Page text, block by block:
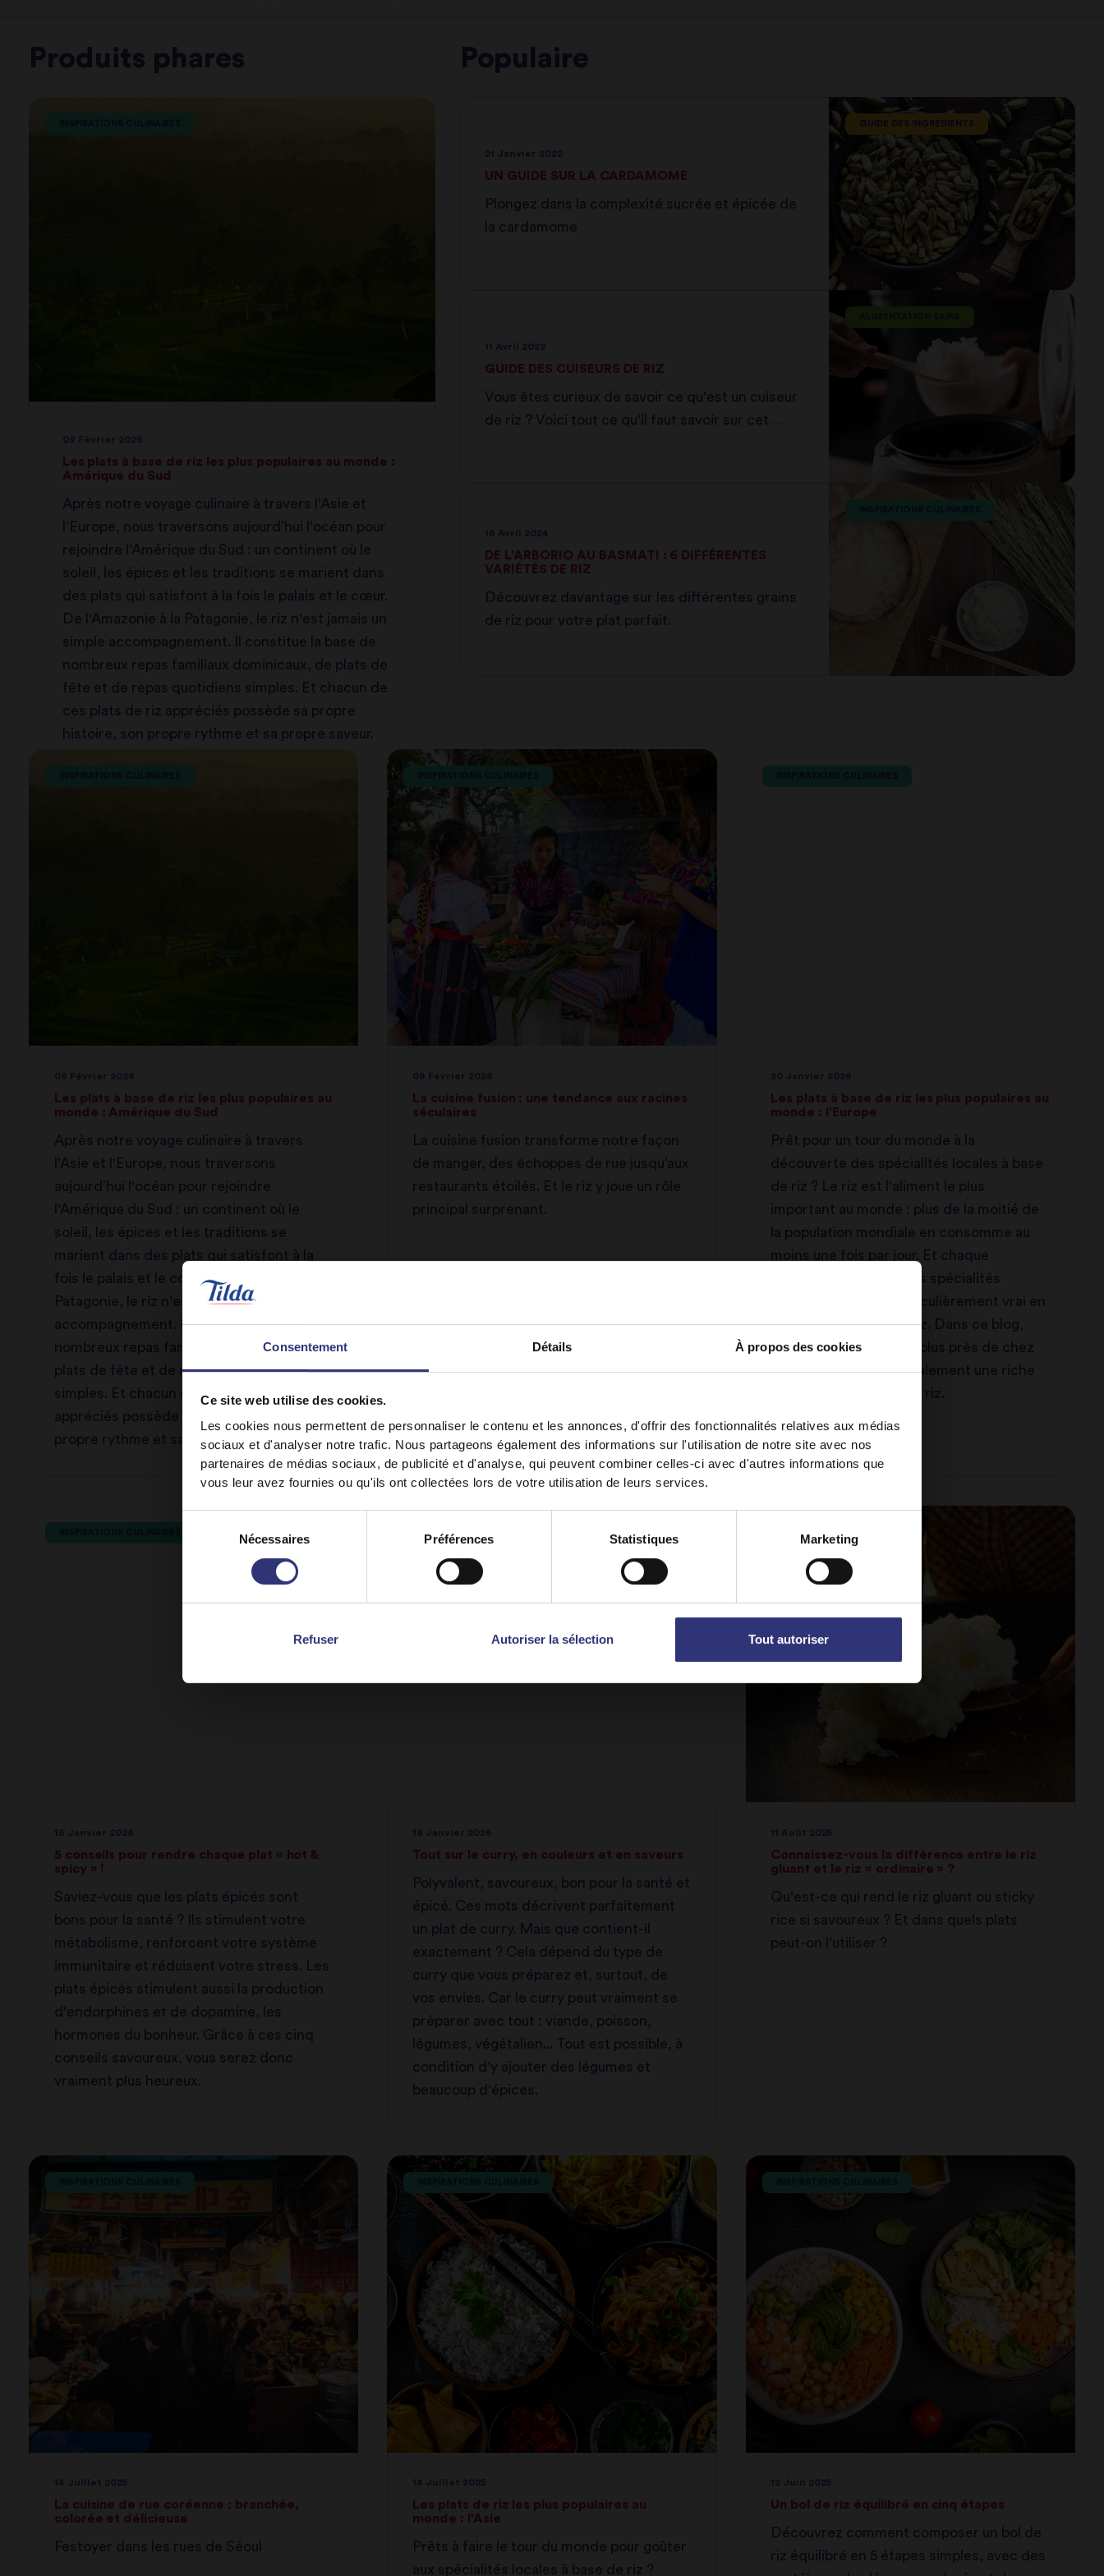
Consentement Détails À propos des cookies
Ce site web utilise des cookies.
Les cookies nous permettent de personnaliser le contenu et les annonces, d'offrir des fonctionnalités relatives aux médias
sociaux et d'analyser notre trafic. Nous partageons également des informations sur l'utilisation de notre site avec nos
partenaires de médias sociaux, de publicité et d'analyse, qui peuvent combiner celles-ci avec d'autres informations que
vous leur avez fournies ou qu'ils ont collectées lors de votre utilisation de leurs services.
consentement
Nécessaires Préférences Statistiques Marketing
Refuser Autoriser la sélection Tout autoriser
Produits phares Populaire
Les plats à base de riz les plus populaires au monde :
Amérique du Sud
Après notre voyage culinaire à travers l'Asie et
l'Europe, nous traversons aujourd’hui l'océan pour
rejoindre l'Amérique du Sud : un continent où le
soleil, les épices et les traditions se marient dans
des plats qui satisfont à la fois le palais et le cœur.
De l'Amazonie à la Patagonie, le riz n'est jamais un
simple accompagnement. Il constitue la base de
nombreux repas familiaux dominicaux, de plats de
fête et de repas quotidiens simples. Et chacun de
ces plats de riz appréciés possède sa propre
histoire, son propre rythme et sa propre saveur.
GUIDE DES INGRÉDIENTS
UN GUIDE SUR LA CARDAMOME
Plongez dans la complexité sucrée et épicée de
la cardamome
GUIDE DES CUISEURS DE RIZ
Vous êtes curieux de savoir ce qu'est un cuiseur
de riz ? Voici tout ce qu'il faut savoir sur cet
DE L'ARBORIO AU BASMATI : 6 DIFFÉRENTES
VARIÉTÉS DE RIZ
Découvrez davantage sur les différentes grains
de riz pour votre plat parfait.
Les plats à base de riz les plus populaires au
monde : Amérique du Sud
Après notre voyage culinaire à travers
l'Asie et l'Europe, nous traversons
aujourd’hui l'océan pour rejoindre
l'Amérique du Sud : un continent où le
soleil, les épices et les traditions se
marient dans des plats qui satisfont à la
fois le palais et le cœur. De l'Amazonie à la
Patagonie, le riz n'est jamais un simple
accompagnement. Il constitue la base de
nombreux repas familiaux dominicaux, de
plats de fête et de repas quotidiens
simples. Et chacun de ces plats de riz
appréciés possède sa propre histoire, son
propre rythme et sa propre saveur.
La cuisine fusion : une tendance aux racines
séculaires
La cuisine fusion transforme notre façon
de manger, des échoppes de rue jusqu’aux
restaurants étoilés. Et le riz y joue un rôle
principal surprenant.
Les plats à base de riz les plus populaires au
monde : l’Europe
Prêt pour un tour du monde à la
découverte des spécialités locales à base
de riz ? Le riz est l'aliment le plus
important au monde : plus de la moitié de
la population mondiale en consomme au
moins une fois par jour. Et chaque
continent a ses propres spécialités
délicieuses. C'est particulièrement vrai en
Asie, d'où provient le riz. Dans ce blog,
nous resterons un peu plus près de chez
nous, car l'Europe a également une riche
tradition en matière de riz.
5 conseils pour rendre chaque plat « hot &
spicy » !
Saviez-vous que les plats épicés sont
bons pour la santé ? Ils stimulent votre
métabolisme, renforcent votre système
immunitaire et réduisent votre stress. Les
plats épicés stimulent aussi la production
d'endorphines et de dopamine, les
hormones du bonheur. Grâce à ces cinq
conseils savoureux, vous serez donc
vraiment plus heureux.
INSPIRATIONS CULINAIRES
Tout sur le curry, en couleurs et en saveurs
Polyvalent, savoureux, bon pour la santé et
épicé. Ces mots décrivent parfaitement
un plat de curry. Mais que contient-il
exactement ? Cela dépend du type de
curry que vous préparez et, surtout, de
vos envies. Car le curry peut vraiment se
préparer avec tout : viande, poisson,
légumes, végétalien... Tout est possible, à
condition d'y ajouter des légumes et
beaucoup d'épices.
Connaissez-vous la différence entre le riz
gluant et le riz « ordinaire » ?
Qu'est-ce qui rend le riz gluant ou sticky
rice si savoureux ? Et dans quels plats
peut-on l'utiliser ?
La cuisine de rue coréenne : branchée,
colorée et délicieuse
Festoyer dans les rues de Séoul
Les plats de riz les plus populaires au
monde : l'Asie
Prêts à faire le tour du monde pour goûter
aux spécialités locales à base de riz ?
Un bol de riz équilibré en cinq étapes
Découvrez comment composer un bol de
riz équilibré en 5 étapes simples, avec des